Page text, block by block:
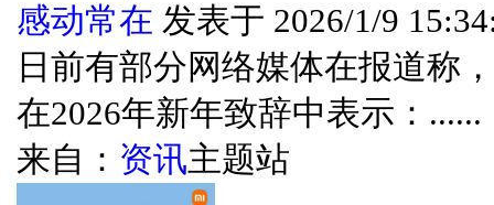
感动常在 发表于 2026/1/9
日前有部分网络媒体在报道称
在2026年新年致辞中表示：......
来自： 资讯主题站